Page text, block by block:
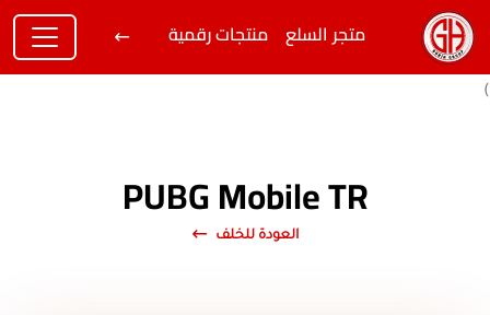
)
متجر السلع منتجات رقمية
PUBG Mobile TR
العودة للخلف